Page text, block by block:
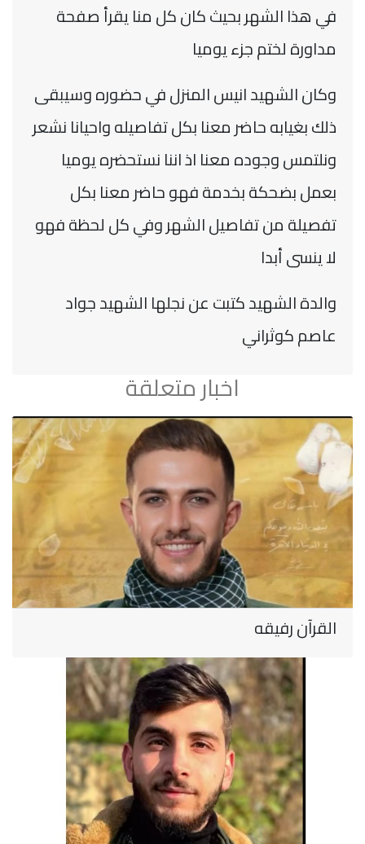
في هذا الشهر بحيث كان كل منا يقرأ صفحة
مداورة لختم جزء يوميا
وكان الشهيد انيس المنزل في حضوره وسيبقى
ذلك بغيابه حاضر معنا بكل تفاصيله واحيانا نشعر
ونلتمس وجوده معنا اذ اننا نستحضره يوميا
بعمل بضحكة بخدمة فهو حاضر معنا بكل
تفصيلة من تفاصيل الشهر وفي كل لحظة فهو
لا ينسى أبدا
والدة الشهيد كتبت عن نجلها الشهيد جواد
عاصم كوثراني
اخبار متعلقة
القرآن رفيقه